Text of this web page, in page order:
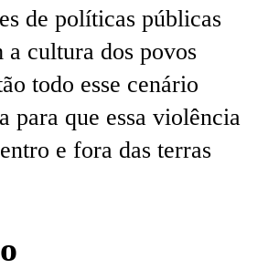
de políticas públicas
a cultura dos povos
todo esse cenário
para que essa violência
e fora das terras